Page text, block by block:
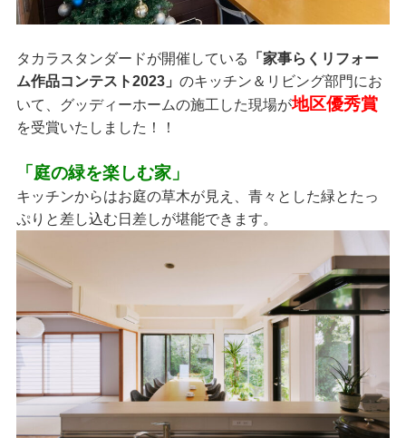
タカラスタンダードが開催している
「家事らくリフォー
ム作品コンテスト2023」 のキッチン＆リビング部門にお
いて、グッディーホームの施工した現場が地区優秀賞
を受賞いたしました！！
「庭の緑を楽しむ家」
キッチンからはお庭の草木が見え、青々とした緑とたっ
ぷりと差し込む日差しが堪能できます。